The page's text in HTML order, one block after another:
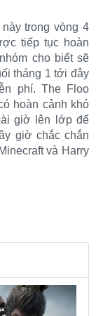
trong vòng 4
tiếp tục hoàn
cho biết sẽ
tháng 1 tới đây
phí. The Floo
hoàn cảnh khó
giờ lên lớp để
giờ chắc chắn
và Harry